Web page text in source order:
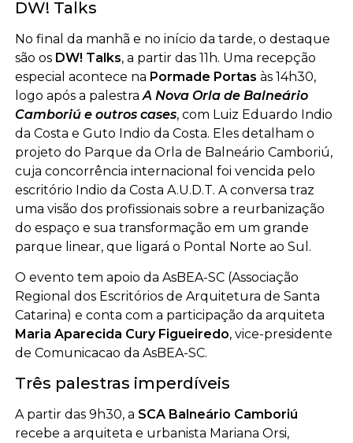
DW! Talks
No final da manhã e no início da tarde, o destaque
são os DW! Talks, a partir das 11h. Uma recepção
especial acontece na Pormade Portas às 14h30,
logo após a palestraA Nova Orla de Balneário
Camboriú e outros cases, com Luiz Eduardo Indio
da Costa e Guto Indio da Costa. Eles detalham o
projeto do Parque da Orla de Balneário Camboriú,
cuja concorrência internacional foi vencida pelo
escritório Indio da Costa A.U.D.T. A conversa traz
uma visão dos profissionais sobre a reurbanização
do espaço e sua transformação em um grande
parque linear, que ligará o Pontal Norte ao Sul.
O evento tem apoio da AsBEA-SC (Associação
Regional dos Escritórios de Arquitetura de Santa
Catarina) e conta com a participação da arquiteta
Maria Aparecida Cury Figueiredo, vice-presidente
de Comunicacao da AsBEA-SC.
Três palestras imperdíveis
A partir das 9h30, a SCA Balneário Camboriú
recebe a arquiteta e urbanista Mariana Orsi,